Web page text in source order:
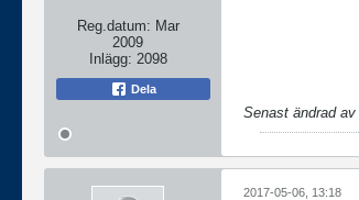
Reg.datum: Mar
2009
Inlägg: 2098
Dela
Senast ändrad av
2017-05-06, 13:18